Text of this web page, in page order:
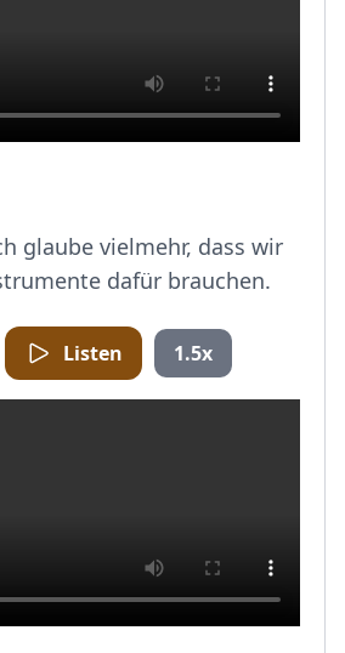
glaube vielmehr, dass wir
dafür brauchen.
Listen 1.5x